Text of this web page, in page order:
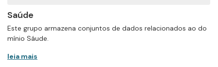
Saúde
Este grupo armazena conjuntos de dados relacionados ao do
mínio Sáude.
leia mais